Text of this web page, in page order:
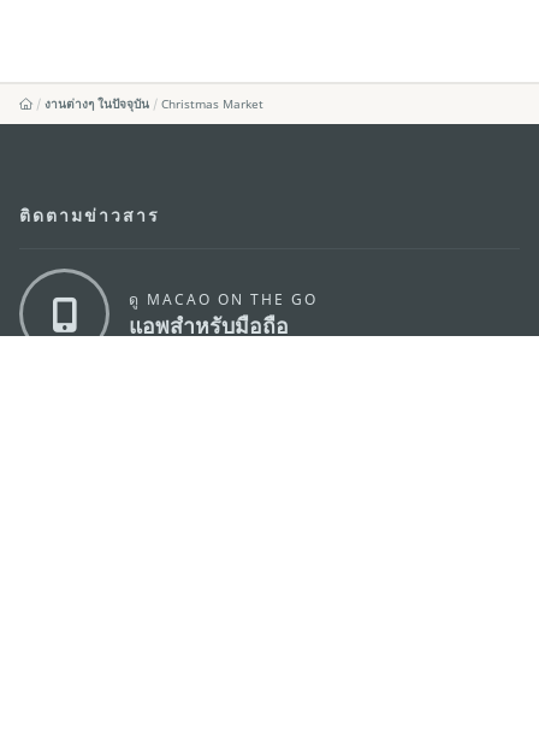
งานต่างๆ ในปัจจุบัน Christmas Market
ติดตามข่าวสาร
ดู MACAO ON THE GO
แอพสำหรับมือถือ